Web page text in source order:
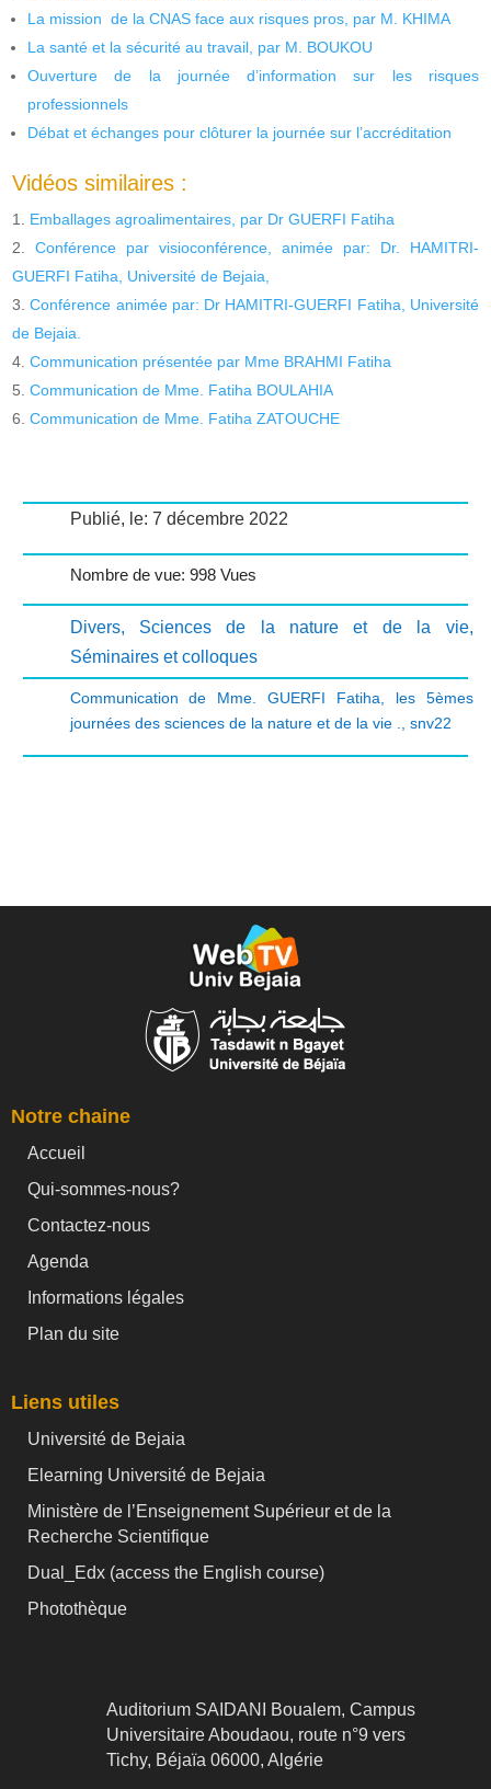
La mission de la CNAS face aux risques pros, par M. KHIMA
La santé et la sécurité au travail, par M. BOUKOU
Ouverture de la journée d’information sur les risques
professionnels
Débat et échanges pour clôturer la journée sur l’accréditation
Vidéos similaires :
Emballages agroalimentaires, par Dr GUERFI Fatiha
Conférence par visioconférence, animée par: Dr. HAMITRI-
GUERFI Fatiha, Université de Bejaia,
Conférence animée par: Dr HAMITRI-GUERFI Fatiha, Université
de Bejaia.
Communication présentée par Mme BRAHMI Fatiha
Communication de Mme. Fatiha BOULAHIA
Communication de Mme. Fatiha ZATOUCHE
Publié, le: 7 décembre 2022
Nombre de vue: 998 Vues
Divers, Sciences de la nature et de la vie,
Séminaires et colloques
Communication de Mme. GUERFI Fatiha
les 5èmes
journées des sciences de la nature et de la vie .
snv22
Notre chaine
Accueil
Qui-sommes-nous?
Contactez-nous
Agenda
Informations légales
Plan du site
Liens utiles
Université de Bejaia
Elearning Université de Bejaia
Ministère de l’Enseignement Supérieur et de la
Recherche Scientifique
Dual_Edx (access the English course)
Photothèque
Auditorium SAIDANI Boualem, Campus
Universitaire Aboudaou, route n°9 vers
Tichy, Béjaïa 06000, Algérie